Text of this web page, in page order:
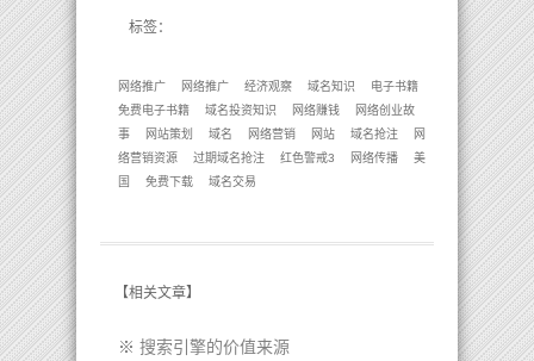
标签：
网络推广 网络推广 经济观察 域名知识
电子书籍
免费电子书籍
域名投资知识 网络赚钱
网络创业故
事
网站策划 域名 网络营销 网站 域名抢注
网
络营销资源
过期域名抢注 红色警戒3 网络传播
美
国
免费下载 域名交易
【相关文章】
※ 搜索引擎的价值来源